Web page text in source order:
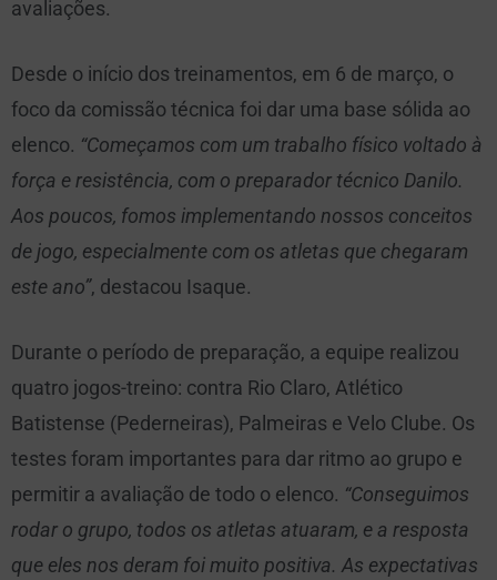
avaliações.
Desde o início dos treinamentos, em 6 de março, o
foco da comissão técnica foi dar uma base sólida ao
elenco. “Começamos com um trabalho físico voltado à
força e resistência, com o preparador técnico Danilo.
Aos poucos, fomos implementando nossos conceitos
de jogo, especialmente com os atletas que chegaram
este ano”, destacou Isaque.
Durante o período de preparação, a equipe realizou
quatro jogos-treino: contra Rio Claro, Atlético
Batistense (Pederneiras), Palmeiras e Velo Clube. Os
testes foram importantes para dar ritmo ao grupo e
permitir a avaliação de todo o elenco. “Conseguimos
rodar o grupo, todos os atletas atuaram, e a resposta
que eles nos deram foi muito positiva. As expectativas